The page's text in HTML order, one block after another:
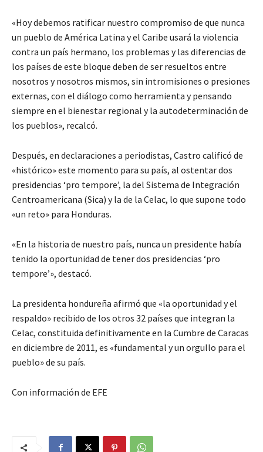
«Hoy debemos ratificar nuestro compromiso de que nunca
un pueblo de América Latina y el Caribe usará la violencia
contra un país hermano, los problemas y las diferencias de
los países de este bloque deben de ser resueltos entre
nosotros y nosotros mismos, sin intromisiones o presiones
externas, con el diálogo como herramienta y pensando
siempre en el bienestar regional y la autodeterminación de
los pueblos», recalcó.
Después, en declaraciones a periodistas, Castro calificó de
«histórico» este momento para su país, al ostentar dos
presidencias ‘pro tempore’, la del Sistema de Integración
Centroamericana (Sica) y la de la Celac, lo que supone todo
«un reto» para Honduras.
«En la historia de nuestro país, nunca un presidente había
tenido la oportunidad de tener dos presidencias ‘pro
tempore’», destacó.
La presidenta hondureña afirmó que «la oportunidad y el
respaldo» recibido de los otros 32 países que integran la
Celac, constituida definitivamente en la Cumbre de Caracas
en diciembre de 2011, es «fundamental y un orgullo para el
pueblo» de su país.
Con información de EFE